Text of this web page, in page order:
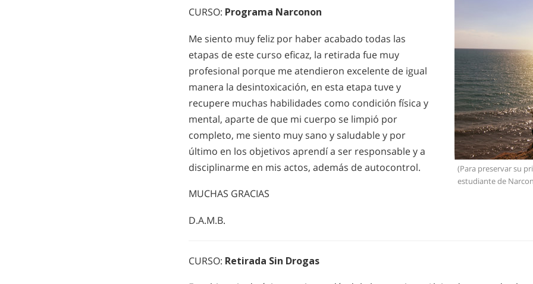
(Para preservar su
estudiante de
CURSO: Programa Narconon
Me siento muy feliz por haber acabado todas las
etapas de este curso eficaz, la retirada fue muy
profesional porque me atendieron excelente de igual
manera la desintoxicación, en esta etapa tuve y
recupere muchas habilidades como condición física y
mental, aparte de que mi cuerpo se limpió por
completo, me siento muy sano y saludable y por
último en los objetivos aprendí a ser responsable y a
disciplinarme en mis actos, además de autocontrol.
MUCHAS GRACIAS
D.A.M.B.
CURSO: Retirada Sin Drogas